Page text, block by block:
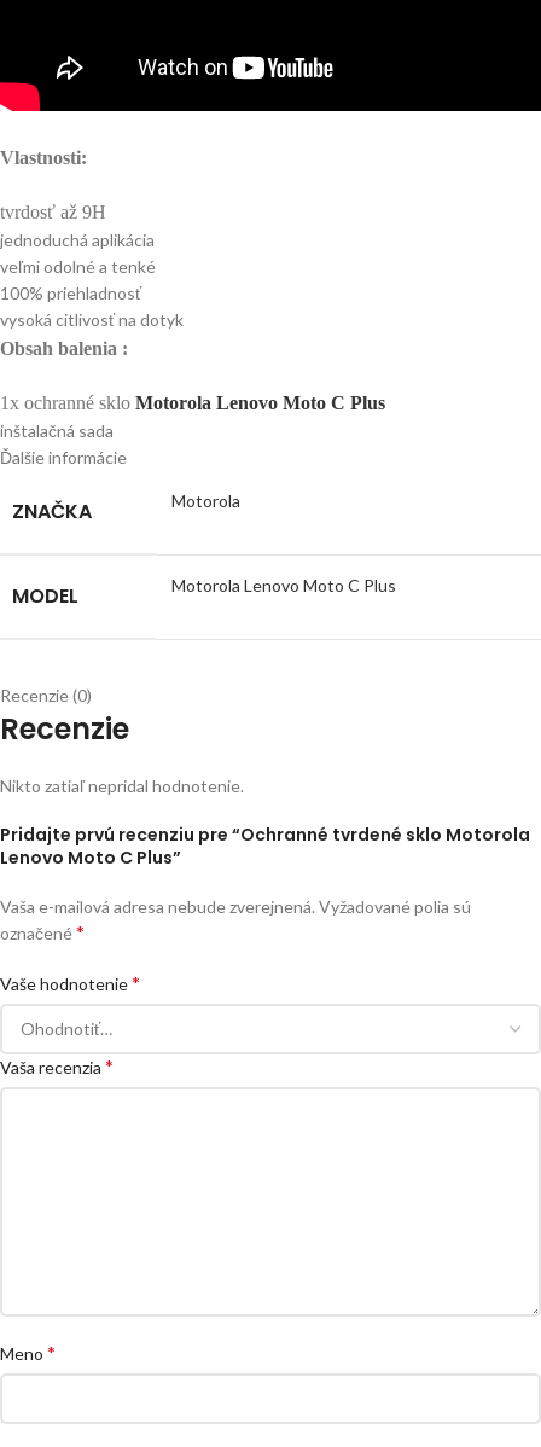
Vlastnosti:
tvrdosť až 9H
jednoduchá aplikácia
veľmi odolné a tenké
100% priehladnosť
vysoká citlivosť na dotyk
Obsah balenia :
1x ochranné sklo Motorola Lenovo Moto C Plus
inštalačná sada
Ďalšie informácie
ZNAČKA Motorola
MODEL Motorola Lenovo Moto C Plus
Recenzie (0)
Recenzie
Nikto zatiaľ nepridal hodnotenie.
Pridajte prvú recenziu pre “Ochranné tvrdené sklo Motorola
Lenovo Moto C Plus”
Vaša e-mailová adresa nebude zverejnená. Vyžadované polia sú
označené*
Vaše hodnotenie*
Vaša recenzia *
Meno *